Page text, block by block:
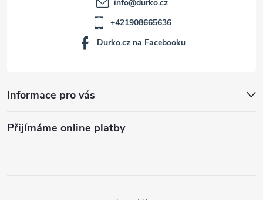
Informace pro vás
Přijímáme online platby
info@durko.cz
+421908665636
Durko.cz na Facebooku